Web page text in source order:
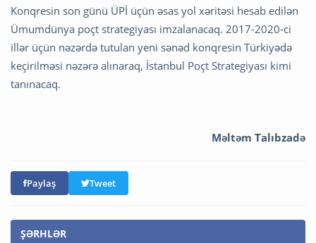
Konqresin son günü ÜPİ üçün əsas yol xəritəsi hesab edilən
Ümumdünya poçt strategiyası imzalanacaq. 2017-2020-ci
illər üçün nəzərdə tutulan yeni sənəd konqresin Türkiyədə
keçirilməsi nəzərə alınaraq, İstanbul Poçt Strategiyası kimi
tanınacaq.
Məltəm Talıbzadə
Paylaş Tweet
ŞƏRHLƏR